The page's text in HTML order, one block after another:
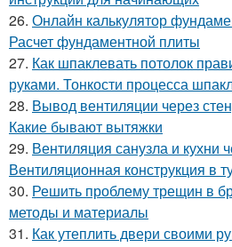
26. Онлайн калькулятор
Расчет фундаментной плиты
27. Как шпаклевать потолок
руками. Тонкости процесса
28. Вывод вентиляции через
Какие бывают вытяжки
29. Вентиляция санузла и кухни
Вентиляционная конструкция в
30. Решить проблему трещин в
методы и материалы
31. Как утеплить двери своими